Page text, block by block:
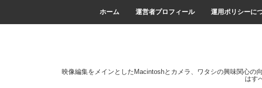
ホーム 運営者プロフィール 運用ポリシーに
映像編集をメインとしたMacintoshとカメラ、ワタシの興味関心
はす